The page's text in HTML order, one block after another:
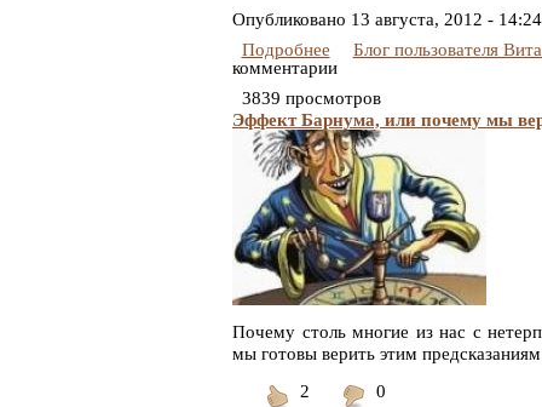
понравилось
Опубликовано 13 августа, 2012 - 14:24
Подробнее
Блог пользователя
комментарии
3839 просмотров
Эффект Барнума, или почему мы
Почему столь многие из нас с
мы готовы верить этим
2
0